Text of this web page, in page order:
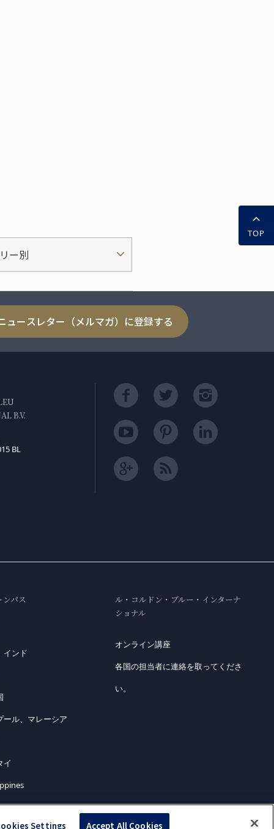
ー別
ュースレター（メルマガ）に登録する
TOP
B.V.
BL
ンパス
インド
ール、マレーシア
イ
ル・コルドン・ブルー・インターナ
ショナル
オンライン講座
各国の担当者に連絡を取ってくださ
い。
Settings Accept All Cookies